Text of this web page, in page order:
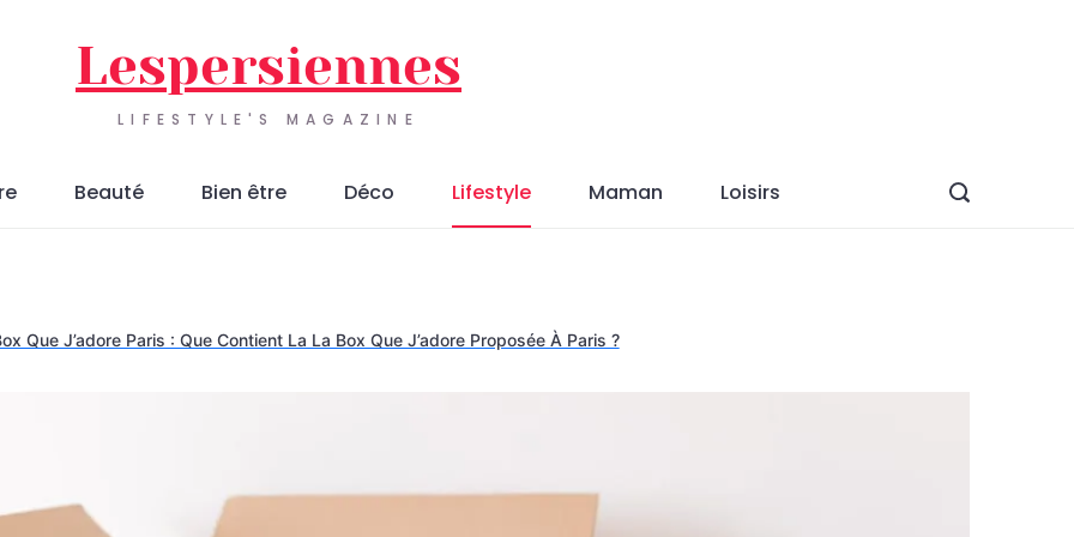
LIFESTYLE'S MAGAZINE
Lespersiennes
Beauté Bien être Déco Lifestyle Maman Loisirs
Que J’adore Paris : Que Contient La La Box Que J’adore Proposée À Paris ?